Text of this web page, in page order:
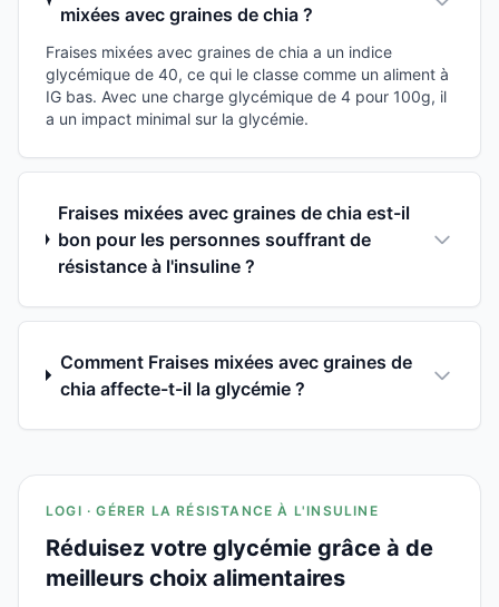
mixées avec graines de chia ?
Fraises mixées avec graines de chia a un indice
glycémique de 40, ce qui le classe comme un aliment à
IG bas. Avec une charge glycémique de 4 pour 100g, il
a un impact minimal sur la glycémie.
Fraises mixées avec graines de chia est-il
bon pour les personnes souffrant de
résistance à l'insuline ?
Comment Fraises mixées avec graines de
chia affecte-t-il la glycémie ?
LOGI · GÉRER LA RÉSISTANCE À L'INSULINE
Réduisez votre glycémie grâce à de
meilleurs choix alimentaires